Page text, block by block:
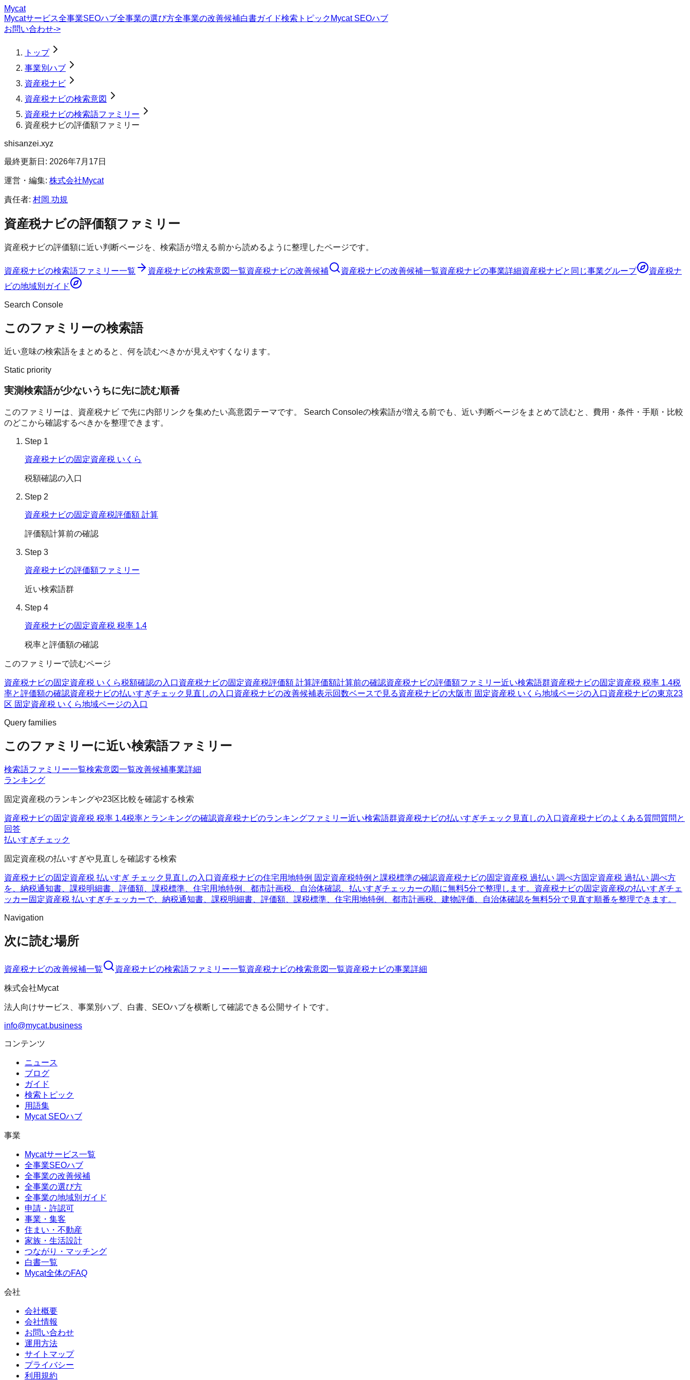
Mycat
Mycatサービス全事業SEOハブ全事業の選び方全事業の改善候補白書ガイド検索トピック Mycat SEOハブ
お問い合わせ->
トップ
事業別ハブ
資産税ナビ
資産税ナビの検索意図
資産税ナビの検索語ファミリー
資産税ナビの評価額ファミリー
shisanzei.xyz
最終更新日: 2026年7月17日
運営・編集: 株式会社Mycat
責任者: 村岡 功規
資産税ナビの評価額ファミリー
資産税ナビの評価額に近い判断ページを、検索語が増える前から読めるように整理したページです。
資産税ナビの検索語ファミリー一覧 資産税ナビの検索意図一覧資産税ナビの改善候補 資産税ナビの改善候補一覧資産税ナビの事業詳細資産税ナビと同じ事業グループ
資産税ナ
ビの地域別ガイド
Search Console
このファミリーの検索語
近い意味の検索語をまとめると、何を読むべきかが見えやすくなります。
Static priority
実測検索語が少ないうちに先に読む順番
このファミリーは、 資産税ナビ で先に内部リンクを集めたい高意図テーマです。 Search Consoleの検索語が増える前でも、近い判断ページをまとめて読むと、費用・条件・手順・比較
のどこから確認するべきかを整理できます。
Step 1
資産税ナビの固定資産税 いくら
税額確認の入口
Step 2
資産税ナビの固定資産税評価額 計算
評価額計算前の確認
Step 3
資産税ナビの評価額ファミリー
近い検索語群
Step 4
資産税ナビの固定資産税 税率 1.4
税率と評価額の確認
このファミリーで読むページ
資産税ナビの固定資産税 いくら税額確認の入口資産税ナビの固定資産税評価額 計算評価額計算前の確認資産税ナビの評価額ファミリー近い検索語群資産税ナビの固定資産税 税率 1.4税
率と評価額の確認資産税ナビの払いすぎチェック 見直しの入口資産税ナビの改善候補表示回数ベースで見る資産税ナビの大阪市 固定資産税 いくら地域ページの入口資産税ナビの東京23
区 固定資産税 いくら地域ページの入口
Query families
このファミリーに近い検索語ファミリー
検索語ファミリー一覧検索意図一覧改善候補事業詳細
ランキング
固定資産税のランキングや23区比較を確認する検索
資産税ナビの固定資産税 税率 1.4税率とランキングの確認資産税ナビのランキングファミリー近い検索語群資産税ナビの払いすぎチェック 見直しの入口資産税ナビのよくある質問質問と
回答
払いすぎチェック
固定資産税の払いすぎや見直しを確認する検索
資産税ナビの固定資産税 払いすぎ チェック 見直しの入口資産税ナビの住宅用地特例 固定資産税特例と課税標準の確認資産税ナビの固定資産税 過払い 調べ方固定資産税 過払い 調べ方
を、納税通知書、課税明細書、評価額、課税標準、住宅用地特例、都市計画税、自治体確認、払いすぎチェッカーの順に無料5分で整理します。 資産税ナビの固定資産税の払いすぎチェ
ッカー固定資産税 払いすぎチェッカーで、納税通知書、課税明細書、評価額、課税標準、住宅用地特例、都市計画税、建物評価、自治体確認を無料5分で見直す順番を整理できます。
Navigation
次に読む場所
資産税ナビの改善候補一覧 資産税ナビの検索語ファミリー一覧資産税ナビの検索意図一覧資産税ナビの事業詳細
株式会社Mycat
法人向けサービス、事業別ハブ、白書、SEOハブを横断して確認できる公開サイトです。
info@mycat.business
コンテンツ
ニュース
ブログ
ガイド
検索トピック
用語集
Mycat SEOハブ
事業
Mycatサービス一覧
全事業SEOハブ
全事業の改善候補
全事業の選び方
全事業の地域別ガイド
申請・許認可
事業・集客
住まい・不動産
家族・生活設計
つながり・マッチング
白書一覧
Mycat全体のFAQ
会社
会社概要
会社情報
お問い合わせ
運用方法
サイトマップ
プライバシー
利用規約